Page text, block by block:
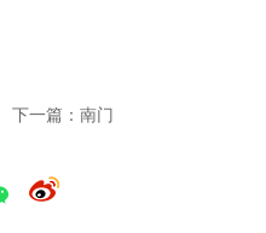
下一篇：南门